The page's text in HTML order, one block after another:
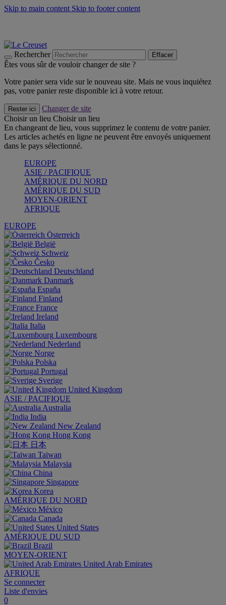
Skip to main content Skip to footer content
Rechercher Effacer
Êtes vous sûr de vouloir changer de site ?
Votre panier sera vide sur le nouveau site. Mais ne vous inquiétez
pas, votre panier reste disponible ici à votre retour.
Rester ici
Changer de site
Choisir un lieu Choisir un lieu
En changeant de lieu, vous supprimez le contenu de votre panier.
Les articles achetés en ligne ne peuvent être envoyés uniquement
dans le pays sélectionné.
EUROPE
ASIE / PACIFIQUE
AMÉRIQUE DU NORD
AMÉRIQUE DU SUD
MOYEN-ORIENT
AFRIQUE
EUROPE
Österreich
België
Schweiz
Česko
Deutschland
Danmark
España
Finland
France
Ireland
Italia
Luxembourg
Nederland
Norge
Polska
Portugal
Sverige
United Kingdom
ASIE / PACIFIQUE
Australia
India
New Zealand
Hong Kong
日本
Taiwan
Malaysia
China
Singapore
Korea
AMÉRIQUE DU NORD
México
Canada
United States
AMÉRIQUE DU SUD
Brazil
MOYEN-ORIENT
United Arab Emirates
AFRIQUE
Se connecter
Liste d'envies
0